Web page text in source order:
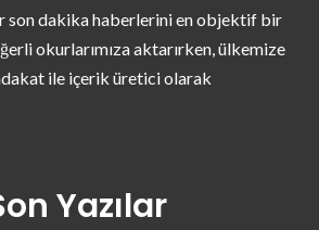
son dakika haberlerini en objektif bir
okurlarımıza aktarırken, ülkemize
ile içerik üretici olarak
Yazılar